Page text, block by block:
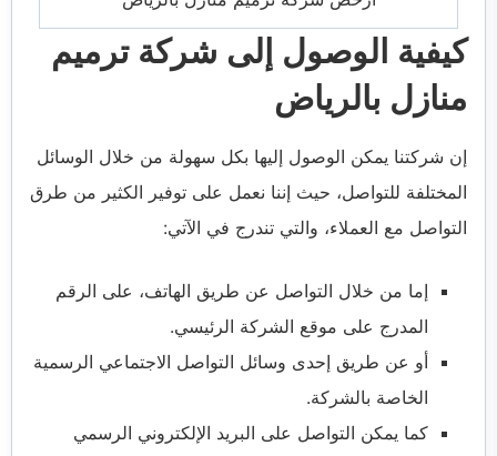
كيفية الوصول إلى شركة ترميم
منازل بالرياض
إن شركتنا يمكن الوصول إليها بكل سهولة من خلال الوسائل
المختلفة للتواصل، حيث إننا نعمل على توفير الكثير من طرق
التواصل مع العملاء، والتي تندرج في الآتي:
إما من خلال التواصل عن طريق الهاتف، على الرقم
المدرج على موقع الشركة الرئيسي.
أو عن طريق إحدى وسائل التواصل الاجتماعي الرسمية
الخاصة بالشركة.
كما يمكن التواصل على البريد الإلكتروني الرسمي